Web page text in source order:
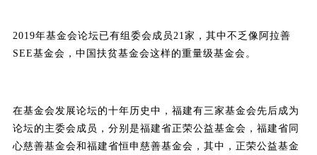
2019年基金会论坛已有组委会成员21家，其中不乏像阿拉善
SEE基金会，中国扶贫基金会这样的重量级基金会。
在基金会发展论坛的十年历史中，福建有三家基金会先后成为
论坛的主委会成员，分别是福建省正荣公益基金会，福建省同
心慈善基金会和福建省恒申慈善基金会，其中，正荣公益基金